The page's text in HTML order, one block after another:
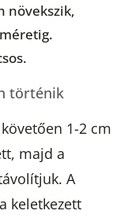
növekszik,
történik
1-2 cm
majd a
A
keletkezett